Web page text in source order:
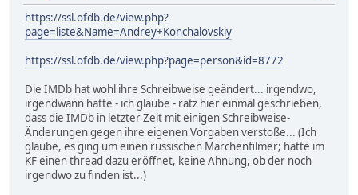
https://ssl.ofdb.de/view.php?
page=liste&Name=Andrey+Konchalovskiy
https://ssl.ofdb.de/view.php?page=person&id=8772
Die IMDb hat wohl ihre Schreibweise geändert... irgendwo,
irgendwann hatte - ich glaube - ratz hier einmal geschrieben,
dass die IMDb in letzter Zeit mit einigen Schreibweise-
Änderungen gegen ihre eigenen Vorgaben verstoße... (Ich
glaube, es ging um einen russischen Märchenfilmer; hatte im
KF einen thread dazu eröffnet, keine Ahnung, ob der noch
irgendwo zu finden ist...)